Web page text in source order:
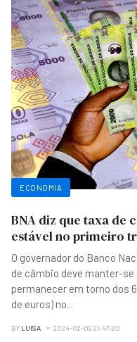
ECONOMIA
BNA diz que taxa de
estável no primeiro
O governador do Banco
de câmbio deve manter-
permanecer em torno dos
de euros) no...
BY LUISA 2024-02-09 21:47:20